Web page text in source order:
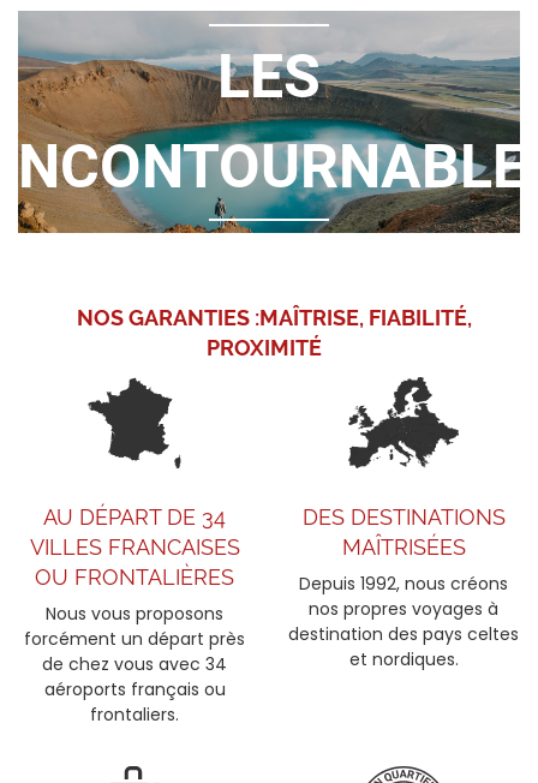
LES
NOS GARANTIES :MAÎTRISE, FIABILITÉ,
PROXIMITÉ
AU DÉPART DE 34
VILLES FRANCAISES
OU FRONTALIÈRES
Nous vous proposons
forcément un départ près
de chez vous avec 34
aéroports français ou
frontaliers.
DES DESTINATIONS
MAÎTRISÉES
Depuis 1992, nous créons
nos propres voyages à
destination des pays celtes
et nordiques.